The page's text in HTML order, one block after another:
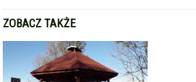
ZOBACZ TAKŻE